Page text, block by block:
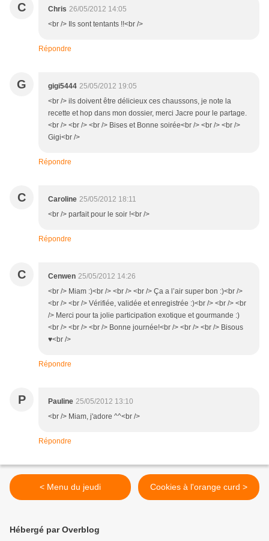
C Chris 26/05/2012 14:05
<br /> Ils sont tentants !!<br />
Répondre
G gigi5444 25/05/2012 19:05
<br /> ils doivent être délicieux ces chaussons, je note la
recette et hop dans mon dossier, merci Jacre pour le partage.
<br /> <br /> <br /> Bises et Bonne soirée<br /> <br /> <br />
Gigi<br />
Répondre
C Caroline 25/05/2012 18:11
<br /> parfait pour le soir !<br />
Répondre
C Cenwen 25/05/2012 14:26
<br /> Miam :)<br /> <br /> <br /> Ça a l’air super bon :)<br />
<br /> <br /> Vérifiée, validée et enregistrée :)<br /> <br /> <br
/> Merci pour ta jolie participation exotique et gourmande :)
<br /> <br /> <br /> Bonne journée!<br /> <br /> <br /> Bisous
♥<br />
Répondre
P Pauline 25/05/2012 13:10
<br /> Miam, j'adore ^^<br />
Répondre
< Menu du jeudi Cookies à l'orange curd >
Hébergé par Overblog